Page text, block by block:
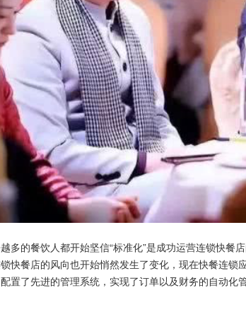
多的餐饮人都开始坚信“标准化”是成功运营连锁快餐
快餐店的风向也开始悄然发生了变化，现在快餐连锁
置了先进的管理系统，实现了订单以及财务的自动化